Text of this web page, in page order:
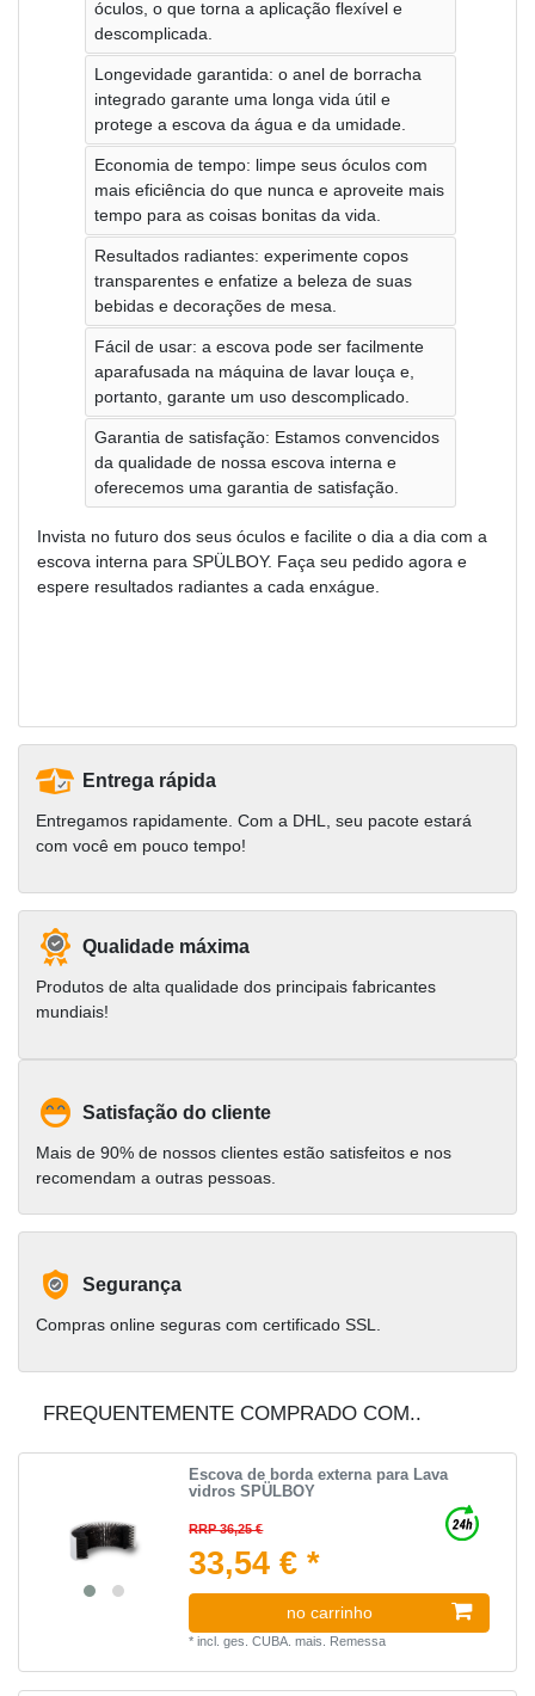
óculos, o que torna a aplicação flexível e
descomplicada.
Longevidade garantida: o anel de borracha
integrado garante uma longa vida útil e
protege a escova da água e da umidade.
Economia de tempo: limpe seus óculos com
mais eficiência do que nunca e aproveite mais
tempo para as coisas bonitas da vida.
Resultados radiantes: experimente copos
transparentes e enfatize a beleza de suas
bebidas e decorações de mesa.
Fácil de usar: a escova pode ser facilmente
aparafusada na máquina de lavar louça e,
portanto, garante um uso descomplicado.
Garantia de satisfação: Estamos convencidos
da qualidade de nossa escova interna e
oferecemos uma garantia de satisfação.
Invista no futuro dos seus óculos e facilite o dia a dia com a
escova interna para SPÜLBOY. Faça seu pedido agora e
espere resultados radiantes a cada enxágue.
Entrega rápida
Entregamos rapidamente. Com a DHL, seu pacote estará
com você em pouco tempo!
Qualidade máxima
Produtos de alta qualidade dos principais fabricantes
mundiais!
Satisfação do cliente
Mais de 90% de nossos clientes estão satisfeitos e nos
recomendam a outras pessoas.
Segurança
Compras online seguras com certificado SSL.
FREQUENTEMENTE COMPRADO COM..
Escova de borda externa para Lava
vidros SPÜLBOY
RRP 36,25 €
33,54 € *
no carrinho
*incl. ges. CUBA. mais. Remessa